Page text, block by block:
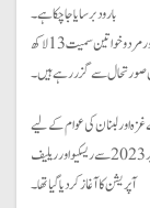
بارود برسایا جاچکا ہے۔
ڈاکٹر حفیظ الرحمان نے کہا کہ کھلے آسمان کے نیچے موجود معصوم بچوں، بزرگوں اور مرد و خواتین سمیت 13 لاکھ
صورتحال سے گزر رہے ہیں۔
اور لبنان کی عوام کے لیے
ریلیف آپریشن جاری رکھے ہوئے ہے۔ جنگ کے آغازسے اگلے ہی دن 8 اکتوبر 2023 سے ریسکیو اور ریلیف
آپریشن کا آغاز کر دیا گیا تھا۔